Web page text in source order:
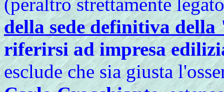
della sede definitiva
riferirsi ad impresa
esclude che sia giusta